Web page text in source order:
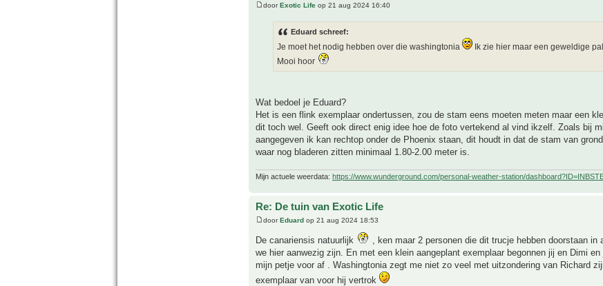
doorExotic Life op 21 aug 2024 16:40
Eduard schreef:
Je moet het nodig hebben over die washingtonia
Ik zie hier maar een geweldige
Mooi hoor
Wat bedoel je Eduard?
Het is een flink exemplaar ondertussen, zou de stam eens moeten meten maar een
dit toch wel. Geeft ook direct enig idee hoe de foto vertekend al vind ikzelf. Zoals bij
aangegeven ik kan rechtop onder de Phoenix staan, dit houdt in dat de stam van
waar nog bladeren zitten minimaal 1.80-2.00 meter is.
Mijn actuele weerdata: https://www.wunderground.com/personal-weather-station/
Re: De tuin van Exotic Life
doorEduard op 21 aug 2024 18:53
De canariensis natuurlijk
, ken maar 2 personen die dit trucje hebben doorstaan in
we hier aanwezig zijn. En met een klein aangeplant exemplaar begonnen jij en Dimi en
mijn petje voor af . Washingtonia zegt me niet zo veel met uitzondering van Richard
exemplaar van voor hij vertrok